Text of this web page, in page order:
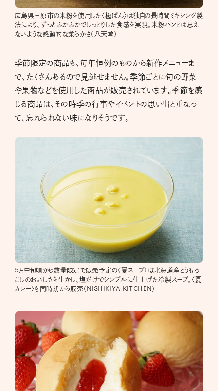
広島県三原市の米粉を使用した〈極ぱん〉は独自の長時間ミキシング製
法により、ずっとふかふかでしっとりした食感を実現。米粉パンとは思え
ないような感動的な柔らかさ（八天堂）
季節限定の商品も、毎年恒例のものから新作メニューま
で、たくさんあるので見逃せません。季節ごとに旬の野菜
や果物などを使用した商品が販売されています。季節を感
じる商品は、その時季の行事やイベントの思い出と重なっ
て、忘れられない味になりそうです。
5月中旬頃から数量限定で販売予定の〈夏スープ〉は北海道産とうもろ
こしのおいしさを生かし、塩だけでシンプルに仕上げた冷製スープ。〈夏
カレー〉も同時期から販売（NISHIKIYA KITCHEN）